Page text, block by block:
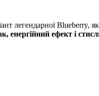
легендарної Blueberry,
енергійний ефект і